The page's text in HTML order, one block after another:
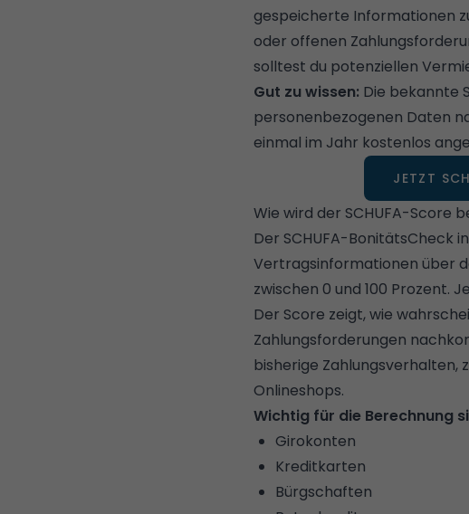
gespeicherte Informationen
oder offenen
solltest du potenziellen
Gut zu wissen: Die bekannte
personenbezogenen Daten
einmal im Jahr kostenlos
JETZT
Wie wird der SCHUFA-Score
Der SCHUFA-BonitätsCheck
Vertragsinformationen über
zwischen 0 und 100 Prozent.
Der Score zeigt, wie
Zahlungsforderungen
bisherige Zahlungsverhalten,
Onlineshops.
Wichtig für die Berechnung
Girokonten
Kreditkarten
Bürgschaften